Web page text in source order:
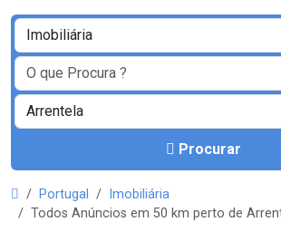
Procurar
Portugal
Imobiliária
Todos Anúncios em 50 km perto de